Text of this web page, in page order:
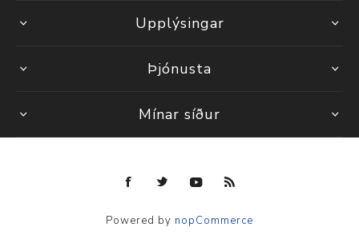
Upplýsingar
Þjónusta
Mínar síður
Powered by nopCommerce